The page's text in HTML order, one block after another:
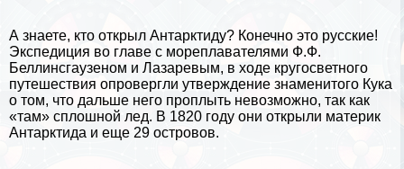
А знаете, кто открыл Антарктиду? Конечно это русские!
Экспедиция во главе с мореплавателями Ф.Ф.
Беллинсгаузеном и Лазаревым, в ходе кругосветного
путешествия опровергли утверждение знаменитого Кука
о том, что дальше него проплыть невозможно, так как
«там» сплошной лед. В 1820 году они открыли материк
Антарктида и еще 29 островов.